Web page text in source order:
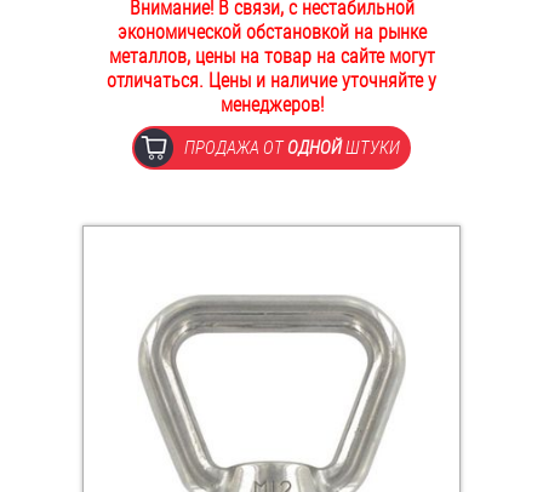
ОПЛАТА И ДОСТАВКА
НАШИ МАГАЗИНЫ
Втулки
Дюймовый крепёж
Заклепки (Гайки-Заклепки)
Инструмент
Крюки, кольца с метрической резьбой
Внимание! В связи, с нестабильной
экономической обстановкой на рынке
металлов, цены на товар на сайте могут
отличаться. Цены и наличие уточняйте у
менеджеров!
ПРОДАЖА ОТОДНОЙШТУКИ